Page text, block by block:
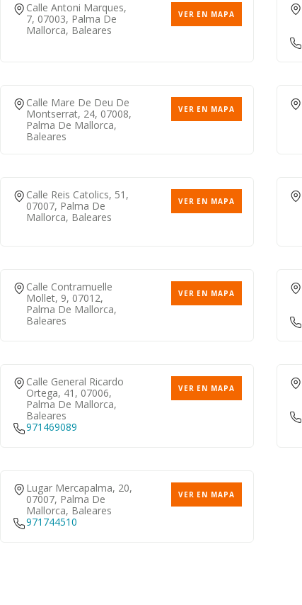
Calle Antoni Marques,
7, 07003, Palma De
Mallorca, Baleares
VER EN MAPA
Calle Mare De Deu De
Montserrat, 24, 07008,
Palma De Mallorca,
Baleares
VER EN MAPA
Calle Reis Catolics, 51,
07007, Palma De
Mallorca, Baleares
VER EN MAPA
Calle Contramuelle
Mollet, 9, 07012,
Palma De Mallorca,
Baleares
VER EN MAPA
Calle General Ricardo
Ortega, 41, 07006,
Palma De Mallorca,
Baleares
VER EN MAPA
971469089
Lugar Mercapalma, 20,
07007, Palma De
Mallorca, Baleares
VER EN MAPA
971744510